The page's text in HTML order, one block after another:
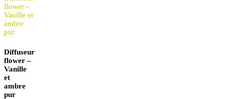
Diffuseur
flower –
Vanille
et
ambre
pur